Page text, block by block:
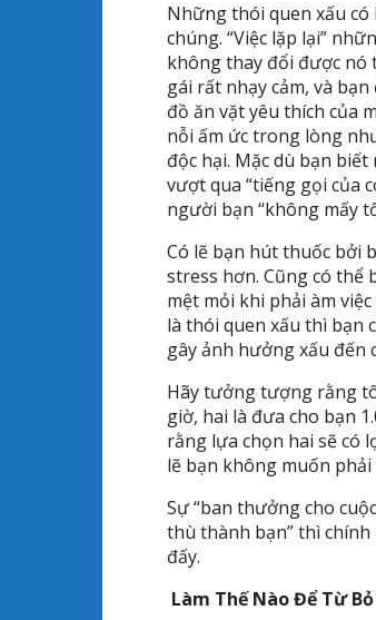
Những thói quen xấu có
chúng. “Việc lặp lại”
không thay đổi được nó
gái rất nhạy cảm, và
đồ ăn vặt yêu thích của
nỗi ấm ức trong lòng
độc hại. Mặc dù bạn
vượt qua “tiếng gọi của
người bạn “không mấy
Có lẽ bạn hút thuốc bởi
stress hơn. Cũng có thể
mệt mỏi khi phải àm
là thói quen xấu thì bạn
gây ảnh hưởng xấu đến
Hãy tưởng tượng rằng
giờ, hai là đưa cho bạn
rằng lựa chọn hai sẽ có
lẽ bạn không muốn
Sự “ban thưởng cho
thù thành bạn” thì
đấy.
Làm Thế Nào Để Từ